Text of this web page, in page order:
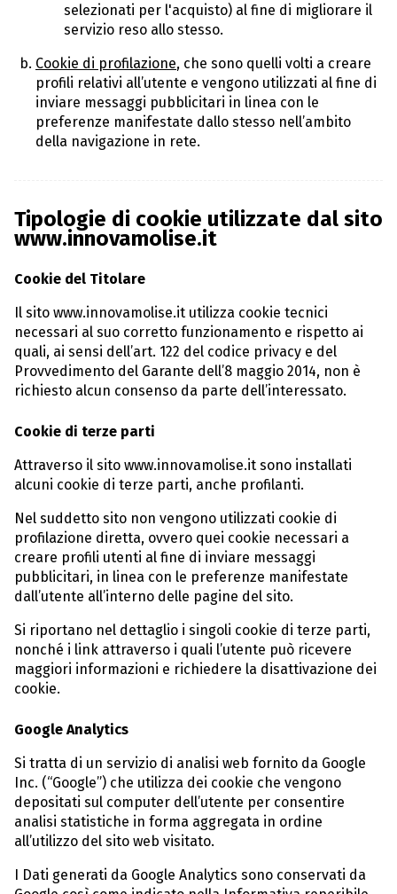
selezionati per l'acquisto) al fine di migliorare il
servizio reso allo stesso.
Cookie di profilazione, che sono quelli volti a creare
profili relativi all’utente e vengono utilizzati al fine di
inviare messaggi pubblicitari in linea con le
preferenze manifestate dallo stesso nell’ambito
della navigazione in rete.
Tipologie di cookie utilizzate dal sito
www.innovamolise.it
Cookie del Titolare
Il sito www.innovamolise.it utilizza cookie tecnici
necessari al suo corretto funzionamento e rispetto ai
quali, ai sensi dell’art. 122 del codice privacy e del
Provvedimento del Garante dell’8 maggio 2014, non è
richiesto alcun consenso da parte dell’interessato.
Cookie di terze parti
Attraverso il sito www.innovamolise.it sono installati
alcuni cookie di terze parti, anche profilanti.
Nel suddetto sito non vengono utilizzati cookie di
profilazione diretta, ovvero quei cookie necessari a
creare profili utenti al fine di inviare messaggi
pubblicitari, in linea con le preferenze manifestate
dall’utente all’interno delle pagine del sito.
Si riportano nel dettaglio i singoli cookie di terze parti,
nonché i link attraverso i quali l’utente può ricevere
maggiori informazioni e richiedere la disattivazione dei
cookie.
Google Analytics
Si tratta di un servizio di analisi web fornito da Google
Inc. (“Google”) che utilizza dei cookie che vengono
depositati sul computer dell’utente per consentire
analisi statistiche in forma aggregata in ordine
all’utilizzo del sito web visitato.
I Dati generati da Google Analytics sono conservati da